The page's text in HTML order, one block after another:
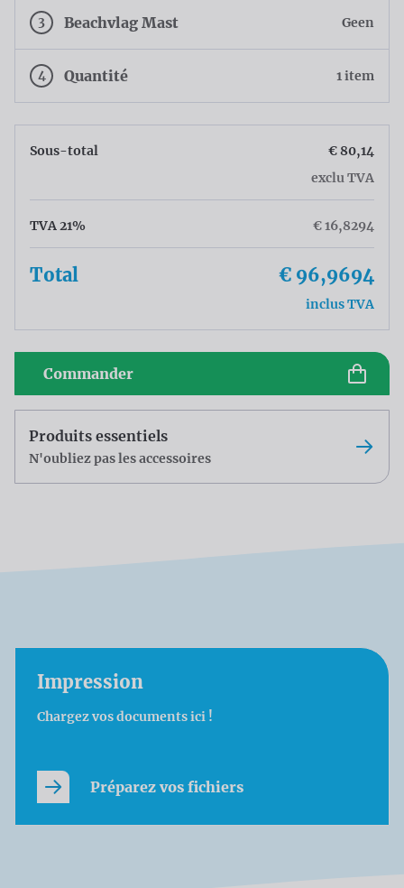
3 Beachvlag Mast Geen
4 Quantité 1 item
Sous-total
€ 80,14
exclu TVA
TVA 21% € 16,8294
Total € 96,9694
inclus TVA
Commander
Produits essentiels
N'oubliez pas les accessoires
Impression
Chargez vos documents ici !
Préparez vos fichiers